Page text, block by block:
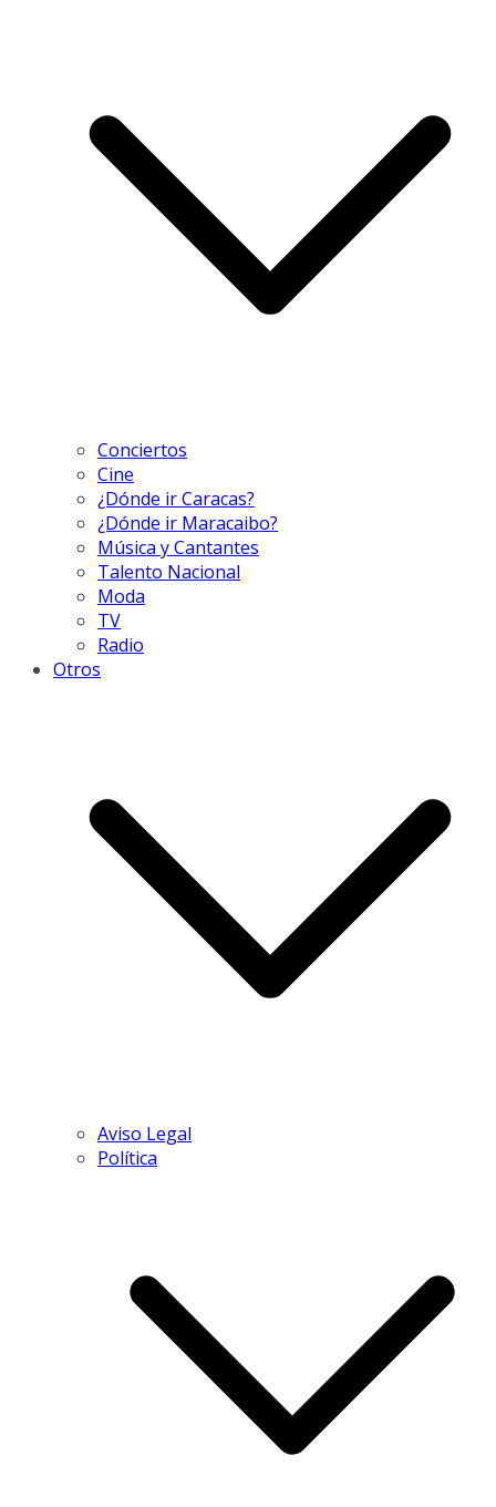
Conciertos
Cine
¿Dónde ir Caracas?
¿Dónde ir Maracaibo?
Música y Cantantes
Talento Nacional
Moda
TV
Radio
Otros
Aviso Legal
Política